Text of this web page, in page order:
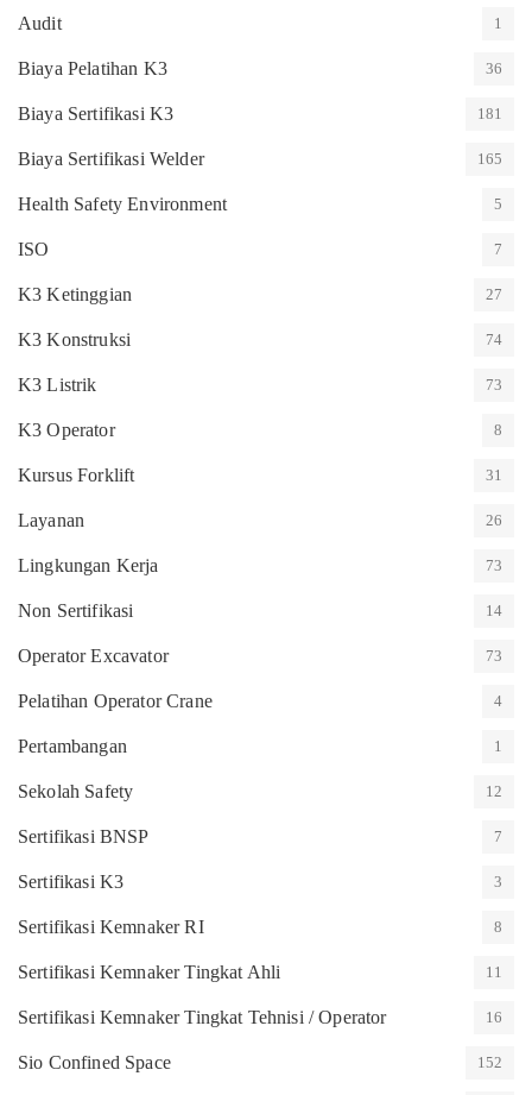
Audit 1
Biaya Pelatihan K3 36
Biaya Sertifikasi K3 181
Biaya Sertifikasi Welder 165
Health Safety Environment 5
ISO 7
K3 Ketinggian 27
K3 Konstruksi 74
K3 Listrik 73
K3 Operator 8
Kursus Forklift 31
Layanan 26
Lingkungan Kerja 73
Non Sertifikasi 14
Operator Excavator 73
Pelatihan Operator Crane 4
Pertambangan 1
Sekolah Safety 12
Sertifikasi BNSP 7
Sertifikasi K3 3
Sertifikasi Kemnaker RI 8
Sertifikasi Kemnaker Tingkat Ahli 11
Sertifikasi Kemnaker Tingkat Tehnisi / Operator 16
Sio Confined Space 152